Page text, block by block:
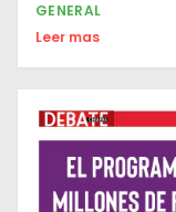
GENERAL
Leer mas